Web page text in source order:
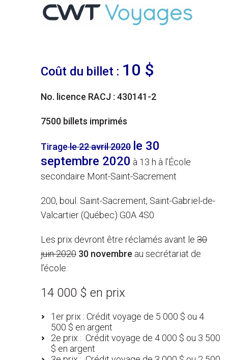
Coût du billet : 10 $
No. licence RACJ : 430141-2
7500 billets imprimés
Tiragele 22 avril 2020 le 30
septembre 2020 à 13 h à l’École
secondaire Mont-Saint-Sacrement
200, boul. Saint-Sacrement, Saint-Gabriel-de-
Valcartier (Québec) G0A 4S0
Les prix devront être réclamés avant le 30
juin 2020 30 novembre au secrétariat de
l’école.
14 000 $ en prix
1er prix : Crédit voyage de 5 000 $ ou 4
500 $ en argent
2e prix : Crédit voyage de 4 000 $ ou 3 500
$ en argent